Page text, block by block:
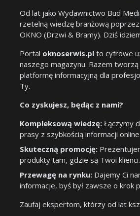
Od lat jako Wydawnictwo Bud
rzetelną wiedzę branżową
OKNO (Drzwi & Bramy). Dziś
Portal oknoserwis.pl to cyfrowe
naszego magazynu. Razem
platformę informacyjną dla
Ty.
Co zyskujesz, będąc z nami?
Kompleksową wiedzę: Łączymy
prasy z szybkością informacji online.
Skuteczną promocję:
produkty tam, gdzie są Twoi klienci.
Przewagę na rynku: Dajemy Ci
informacje, byś był zawsze o krok
Zaufaj ekspertom, którzy od lat